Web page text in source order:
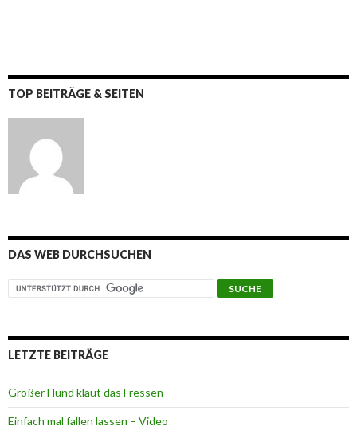
TOP BEITRÄGE & SEITEN
DAS WEB DURCHSUCHEN
LETZTE BEITRÄGE
Großer Hund klaut das Fressen
Einfach mal fallen lassen – Video